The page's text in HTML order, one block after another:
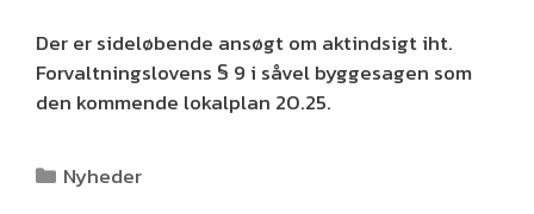
Der er sideløbende ansøgt om aktindsigt iht.
Forvaltningslovens § 9 i såvel byggesagen som
den kommende lokalplan 20.25.
Kategorier
Nyheder